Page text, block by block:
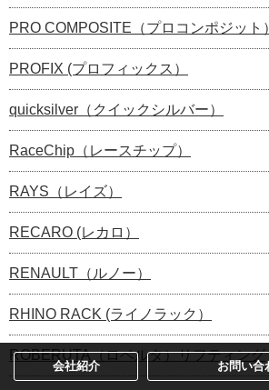
PRO COMPOSITE（プロコンポジット）
PROFIX (プロフィックス）
quicksilver（クイックシルバー）
RaceChip（レースチップ）
RAYS（レイズ）
RECARO (レカロ）
RENAULT（ルノー）
RHINO RACK (ライノラック）
ROBERUTA（ロベルタ）リフティング
会社紹介 お問い合